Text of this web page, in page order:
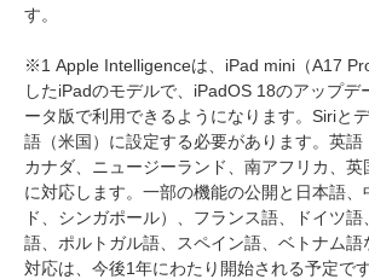
す。
※1 Apple Intelligenceは、iPad mini（A17
したiPadのモデルで、iPadOS 18のアップデ
ータ版で利用できるようになります。Siriと
語（米国）に設定する必要があります。英語
カナダ、ニュージーランド、南アフリカ、英
に対応します。一部の機能の公開と日本語、
ド、シンガポール）、フランス語、ドイツ
語、ポルトガル語、スペイン語、ベトナム
対応は、今後1年にわたり開始される予定です